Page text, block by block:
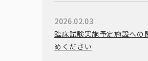
2026.02.03
臨床試験実施予定施設への
めください